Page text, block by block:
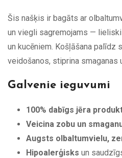
Šis našķis ir bagāts ar
un viegli sagremojams —
un kucēniem. Košļāšana palīdz
veidošanos, stiprina smaganas
Galvenie ieguvumi
100% dabīgs jēra
Veicina zobu un
Augsts olbaltumvielu,
Hipoalerģisks un